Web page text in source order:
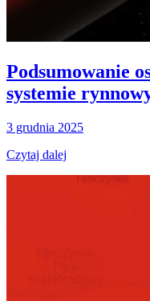
Podsumowanie
systemie
3 grudnia 2025
Czytaj dalej